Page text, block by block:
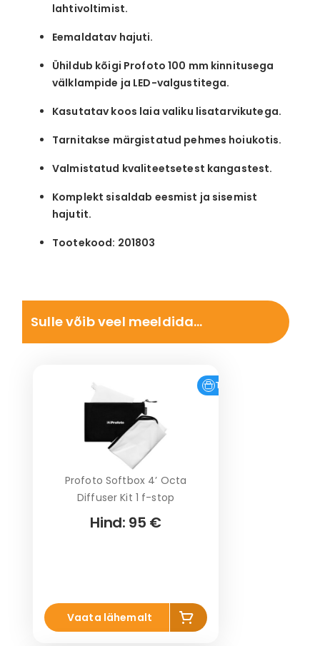
lahtivoltimist.
Eemaldatav hajuti.
Ühildub kõigi Profoto 100 mm kinnitusega
välklampide ja LED-valgustitega.
Kasutatav koos laia valiku lisatarvikutega.
Tarnitakse märgistatud pehmes hoiukotis.
Valmistatud kvaliteetsetest kangastest.
Komplekt sisaldab eesmist ja sisemist
hajutit.
Tootekood: 201803
Sulle võib veel meeldida…
Tasuta tarne
Profoto Softbox 4’ Octa
Diffuser Kit 1 f-stop
Hind: 95 €
Vaata lähemalt
Li
s